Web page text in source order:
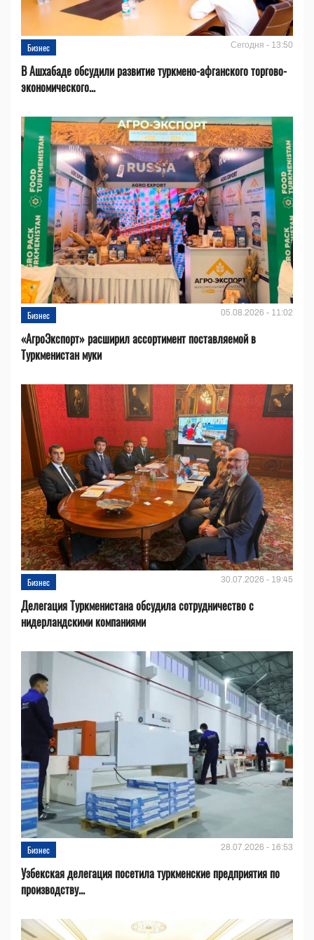
Бизнес Сегодня - 13:50
В Ашхабаде обсудили развитие туркмено-афганского торгово-
экономического...
Бизнес 05.08.2026 - 11:02
«АгроЭкспорт» расширил ассортимент поставляемой в
Туркменистан муки
Бизнес 30.07.2026 - 19:45
Делегация Туркменистана обсудила сотрудничество с
нидерландскими компаниями
Бизнес 28.07.2026 - 16:53
Узбекская делегация посетила туркменские предприятия по
производству...